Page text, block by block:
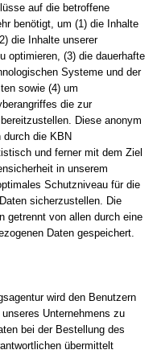
auf die betroffene
benötigt, um (1) die Inhalte
die Inhalte unserer
optimieren, (3) die dauerhafte
Systeme und der
sowie (4) um
die zur
Diese anonym
durch die KBN
und ferner mit dem Ziel
in unserem
Schutzniveau für die
sicherzustellen. Die
getrennt von allen durch eine
Daten gespeichert.
wird den Benutzern
Unternehmens zu
bei der Bestellung des
übermittelt